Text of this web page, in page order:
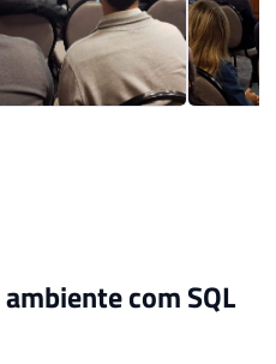
com SQL